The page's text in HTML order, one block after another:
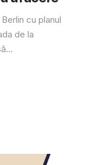
cu planul
de la